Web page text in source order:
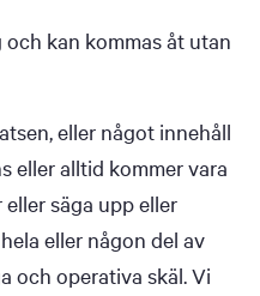
kan kommas åt utan
eller något innehåll
eller alltid kommer vara
säga upp eller
eller någon del av
och operativa skäl. Vi